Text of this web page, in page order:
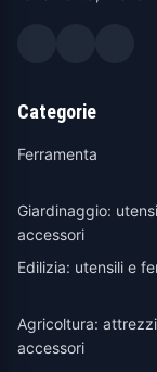
Categorie
Ferramenta
Giardinaggio:
accessori
Edilizia: utensili e
Agricoltura:
accessori